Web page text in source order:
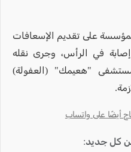
على تقديم الإسعافات
في الرأس، وجرى نقله
"هعيمك" (العفولة)
أيضًا على واتساب
كل جديد: